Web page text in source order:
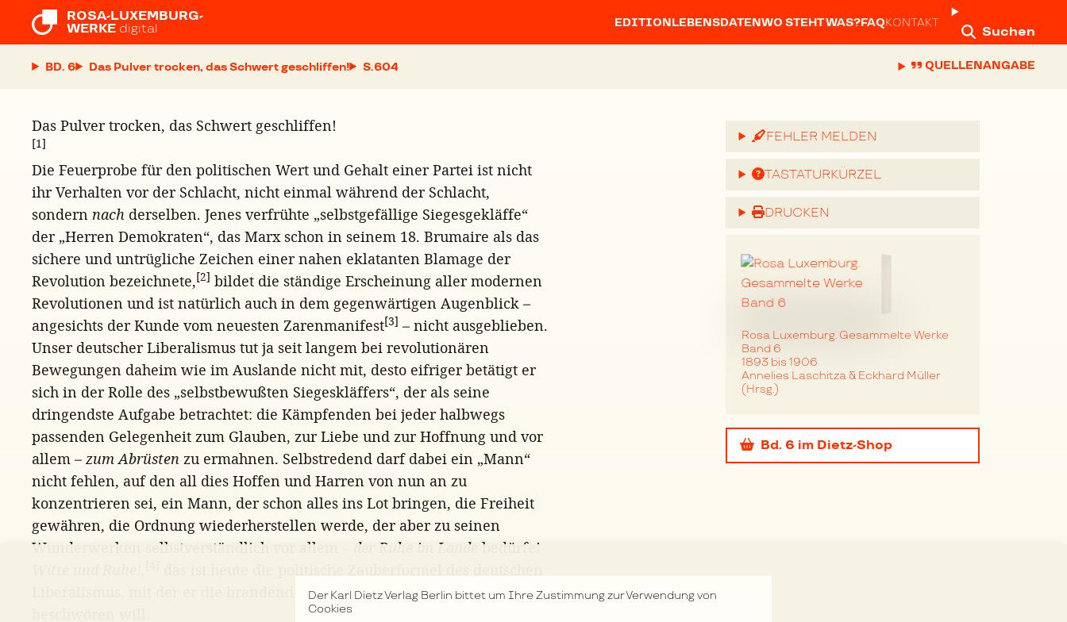
Der Karl Dietz Verlag Berlin bittet um Ihre Zustimmung zur Verwendung von
Cookies
ROSA-LUXEMBURG-
WERKE digital EDITIONLEBENSDATENWO STEHT WAS?FAQKONTAKT
Suchen
BD. 6 Das Pulver trocken, das Schwert geschliffen! S. QUELLENANGABE
Das Pulver trocken, das Schwert geschliffen!
[1]
Die Feuerprobe für den politischen Wert und Gehalt einer Partei ist nicht
ihr Verhalten vor der Schlacht, nicht einmal während der Schlacht,
sondern nach derselben. Jenes verfrühte „selbstgefällige Siegesgekläffe“
der „Herren Demokraten“, das Marx schon in seinem 18. Brumaire als das
sichere und untrügliche Zeichen einer nahen eklatanten Blamage der
Revolution bezeichnete,[2] bildet die ständige Erscheinung aller modernen
Revolutionen und ist natürlich auch in dem gegenwärtigen Augenblick –
angesichts der Kunde vom neuesten Zarenmanifest[3] – nicht ausgeblieben.
Unser deutscher Liberalismus tut ja seit langem bei revolutionären
Bewegungen daheim wie im Auslande nicht mit, desto eifriger betätigt er
sich in der Rolle des „selbstbewußten Siegeskläffers“, der als seine
dringendste Aufgabe betrachtet: die Kämpfenden bei jeder halbwegs
passenden Gelegenheit zum Glauben, zur Liebe und zur Hoffnung und vor
allem –zum Abrüsten zu ermahnen. Selbstredend darf dabei ein „Mann“
nicht fehlen, auf den all dies Hoffen und Harren von nun an zu
konzentrieren sei, ein Mann, der schon alles ins Lot bringen, die Freiheit
gewähren, die Ordnung wiederherstellen werde, der aber zu seinen
Wunderwerken selbstverständlich vor allem –
der Ruhe im Lande bedürfe!
Liberalismus, mit der er die brandenden Wogen der Revolution
FEHLER MELDEN
TASTATURKÜRZEL
DRUCKEN
Rosa Luxemburg. Gesammelte Werke
Band 6
1893 bis 1906
Annelies Laschitza & Eckhard Müller
(Hrsg.)
Bd. 6 im Dietz-Shop